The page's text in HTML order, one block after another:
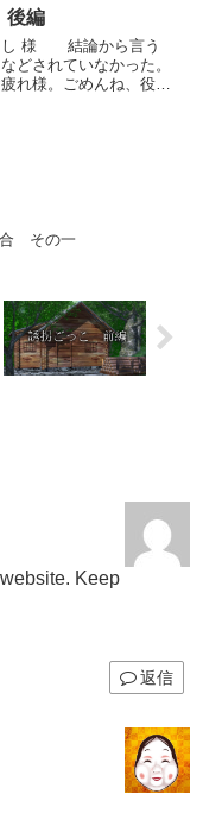
ニュヴルアに脅威をも
打倒の...
編
し 様 結論から言う
どされていなかった。
疲れ様。ごめんね、役に
合 その一
Keep
返信